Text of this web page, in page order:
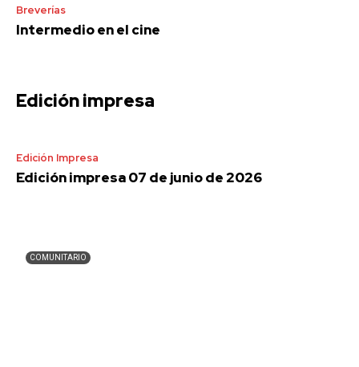
Breverías
Intermedio en el cine
Edición impresa
Edición Impresa
Edición impresa 07 de junio de 2026
COMUNITARIO